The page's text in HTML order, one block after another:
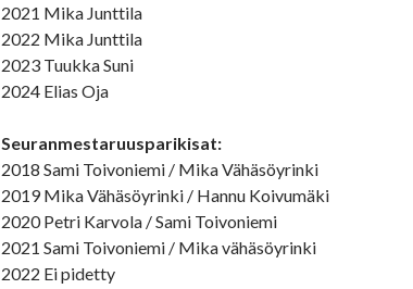
2021 Mika Junttila
2022 Mika Junttila
2023 Tuukka Suni
2024 Elias Oja
Seuranmestaruusparikisat:
2018 Sami Toivoniemi / Mika Vähäsöyrinki
2019 Mika Vähäsöyrinki / Hannu Koivumäki
2020 Petri Karvola / Sami Toivoniemi
2021 Sami Toivoniemi / Mika vähäsöyrinki
2022 Ei pidetty